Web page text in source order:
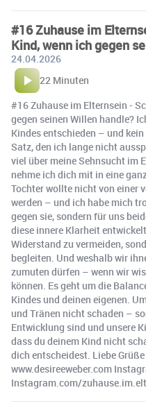
#16 Zuhause im
Kind, wenn ich gegen
24.04.2026
22 Minuten
#16 Zuhause im Elternsein -
gegen seinen Willen handle?
Kindes entschieden – und
Satz, den ich lange nicht
viel über meine Sehnsucht im
nehme ich dich mit in eine
Tochter wollte nicht von einer
werden – und ich habe mich
gegen sie, sondern für uns
diese innere Klarheit
Widerstand zu vermeiden,
begleiten. Und weshalb wir
zumuten dürfen – wenn wir
können. Es geht um die
Kindes und deinen eigenen.
und Tränen nicht schaden –
Entwicklung sind und unsere
dass du deinem Kind nicht
dich entscheidest. Liebe
www.desireeweber.com
Instagram.com/